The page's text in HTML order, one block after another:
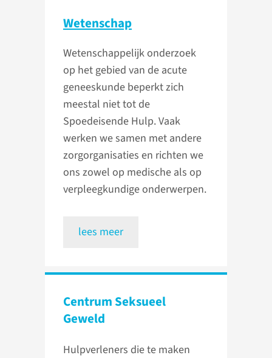
Wetenschap
Wetenschappelijk onderzoek
op het gebied van de acute
geneeskunde beperkt zich
meestal niet tot de
Spoedeisende Hulp. Vaak
werken we samen met andere
zorgorganisaties en richten we
ons zowel op medische als op
verpleegkundige onderwerpen.
lees meer
Centrum Seksueel
Geweld
Hulpverleners die te maken